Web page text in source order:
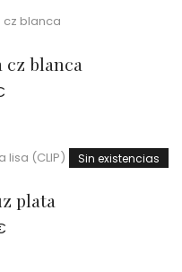
blanca
Sin existencias
plata